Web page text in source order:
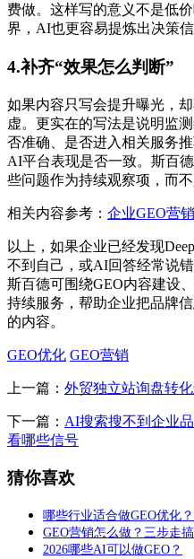
费做。这样写的意义不是低
界，AI也更容易提炼出决策信
4.补齐“效果怎么判断”
如果内容只写会提升曝光，
虚。更实在的写法是说明监
否准确、是否进入相关服务
AI平台表现是否一致。斯百
些问题作为持续观察项，而不
相关内容参考： 企业GEO营
以上，如果企业已经发现
不到自己，或AI回答经常说
斯百德可围绕GEO内容建设
持续服务，帮助企业把品牌
的内容。
GEO优化 GEO营销
上一篇： 外贸独立站询盘转
下一篇： AI搜索搜不到企业
看哪些信号
猜你喜欢
哪些行业适合做GEO优化
GEO营销怎么做？三步走
2026哪些AI可以做GEO？